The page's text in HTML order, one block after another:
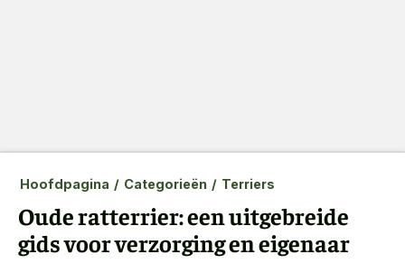
Hoofdpagina / Categorieën / Terriers
Oude ratterrier: een uitgebreide
gids voor verzorging en eigenaar